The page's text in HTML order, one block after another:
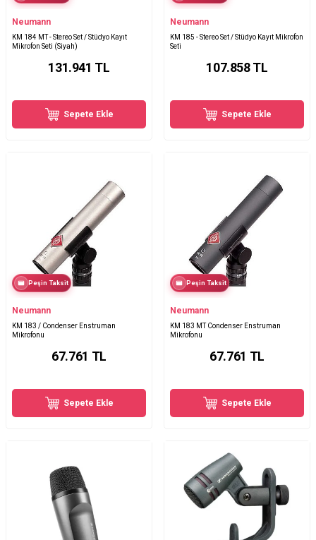
Neumann
KM 184 MT - Stereo Set / Stüdyo Kayıt
Mikrofon Seti (Siyah)
131.941 TL
Sepete Ekle
Neumann
KM 185 - Stereo Set / Stüdyo Kayıt Mikrofon
Seti
107.858TL
Sepete Ekle
Peşin Taksit
Neumann
KM 183 / Condenser Enstruman
Mikrofonu
67.761 TL
Sepete Ekle
Peşin Taksit
Neumann
KM 183 MT Condenser Enstruman
Mikrofonu
67.761 TL
Sepete Ekle